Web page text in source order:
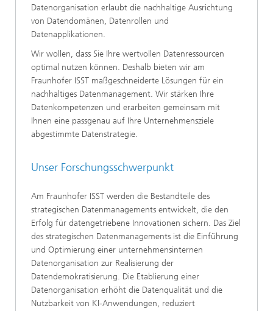
Datenorganisation erlaubt die nachhaltige Ausrichtung
von Datendomänen, Datenrollen und
Datenapplikationen.
Wir wollen, dass Sie Ihre wertvollen Datenressourcen
optimal nutzen können. Deshalb bieten wir am
Fraunhofer ISST maßgeschneiderte Lösungen für ein
nachhaltiges Datenmanagement. Wir stärken Ihre
Datenkompetenzen und erarbeiten gemeinsam mit
Ihnen eine passgenau auf Ihre Unternehmensziele
abgestimmte Datenstrategie.
Unser Forschungsschwerpunkt
Am Fraunhofer ISST werden die Bestandteile des
strategischen Datenmanagements entwickelt, die den
Erfolg für datengetriebene Innovationen sichern. Das Ziel
des strategischen Datenmanagements ist die Einführung
und Optimierung einer unternehmensinternen
Datenorganisation zur Realisierung der
Datendemokratisierung. Die Etablierung einer
Datenorganisation erhöht die Datenqualität und die
Nutzbarkeit von KI-Anwendungen, reduziert